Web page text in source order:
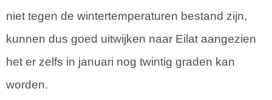
niet tegen de wintertemperaturen bestand zijn,
kunnen dus goed uitwijken naar Eilat aangezien
het er zelfs in januari nog twintig graden kan
worden.